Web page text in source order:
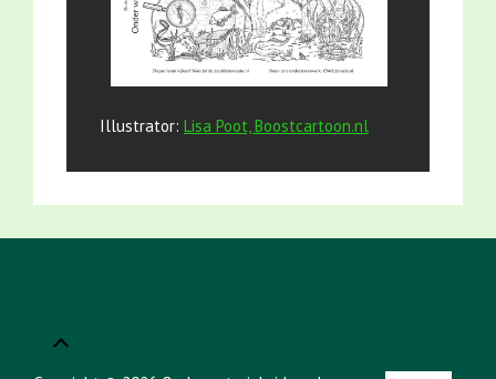
Illustrator: Lisa Poot, Boostcartoon.nl